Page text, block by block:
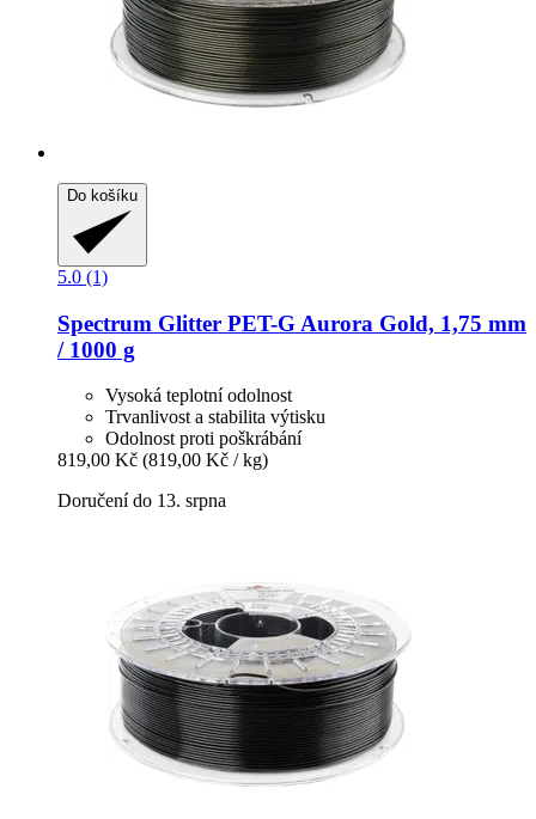
Do košíku
5.0 (1)
Spectrum Glitter PET-​G Aurora Gold, 1,75 mm
/ 1000 g
Vysoká teplotní odolnost
Trvanlivost a stabilita výtisku
Odolnost proti poškrábání
819,00 Kč (819,00 Kč / kg)
Doručení do 13. srpna